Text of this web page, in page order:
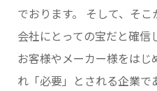
でおります。 そして、そ
会社にとっての宝だと確信
お客様やメーカー様をは
れ「必要」とされる企業